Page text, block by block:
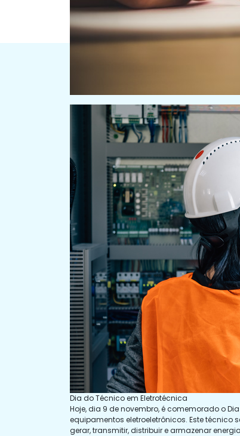
Dia do Técnico em Eletrotécnica
Hoje, dia 9 de novembro, é comemorado o
equipamentos eletroeletrônicos. Este
gerar, transmitir, distribuir e armazenar